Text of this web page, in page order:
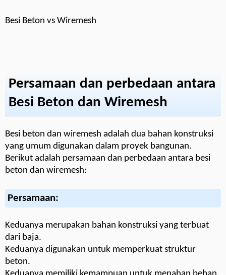
Besi Beton vs Wiremesh
Persamaan dan perbedaan antara
Besi Beton dan Wiremesh
Besi beton dan wiremesh adalah dua bahan konstruksi
yang umum digunakan dalam proyek bangunan.
Berikut adalah persamaan dan perbedaan antara besi
beton dan wiremesh:
Persamaan:
Keduanya merupakan bahan konstruksi yang terbuat
dari baja.
Keduanya digunakan untuk memperkuat struktur
beton.